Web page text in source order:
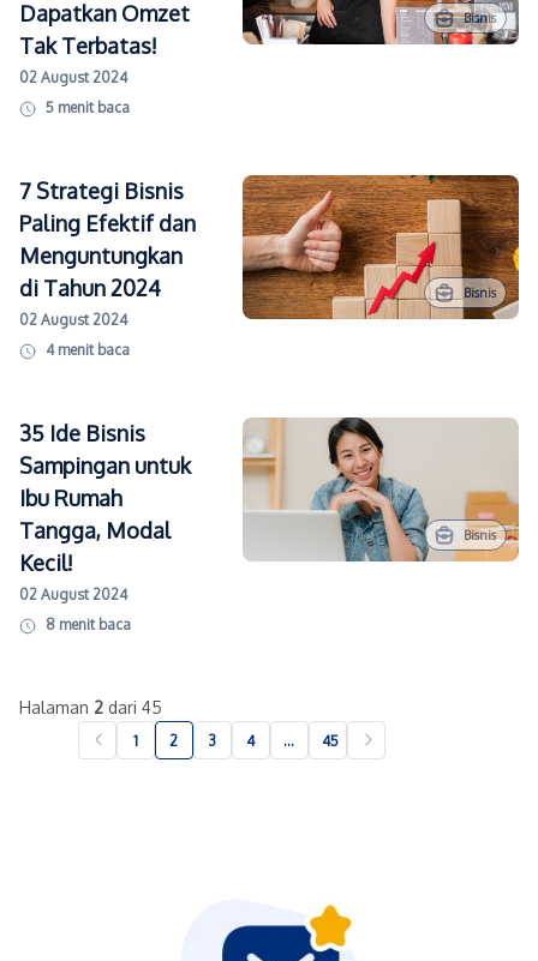
Dapatkan Omzet
Tak Terbatas!
02 August 2024
5 menit baca
Bisnis
7 Strategi Bisnis
Paling Efektif dan
Menguntungkan
di Tahun 2024
02 August 2024
4 menit baca
Bisnis
35 Ide Bisnis
Sampingan untuk
Ibu Rumah
Tangga, Modal
Kecil!
02 August 2024
8 menit baca
Bisnis
Halaman 2 dari 45
1 2 3 4 … 45